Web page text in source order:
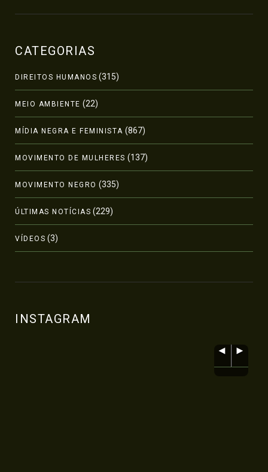
CATEGORIAS
DIREITOS HUMANOS (315)
MEIO AMBIENTE (22)
MÍDIA NEGRA E FEMINISTA (867)
MOVIMENTO DE MULHERES (137)
MOVIMENTO NEGRO (335)
ÚLTIMAS NOTÍCIAS (229)
VÍDEOS (3)
INSTAGRAM